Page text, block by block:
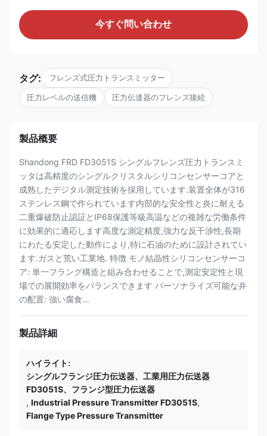
今すぐ問い合わせ
タグ: フレンズ式圧力トランスミッター
圧力レベルの送信機 圧力伝達器のフレンズ接続
製品概要
Shandong FRD FD3051S シングルフレンズ圧力トランスミ
ッタは高精度のシングルクリスタルシリコンセンサーコアと
成熟したデジタル測定技術を採用しています.装置全体が316
ステンレス鋼で作られています内部的な安全性と炎に耐える
二重爆破防止認証とIP68保護等級高温などの複雑な労働条件
に効果的に適応します高度な測定精度,強力な反干渉性,長期
にわたる安定した動作により,特に石油のために設計されてい
ます.ガスと荒い工業地. 特徴 モノ結晶性シリコンセンサーコ
ア: 単一フラング構造と組み合わせることで,測定安定性と現
場での展開効率をバランスできます パーソナライズ可能な弁
の配置: 強い腐食...
製品詳細
ハイライト:
シングルフランジ圧力伝送器、工業用圧力伝送器
FD3051S、フランジ型圧力伝送器
, Industrial Pressure Transmitter FD3051S,
Flange Type Pressure Transmitter